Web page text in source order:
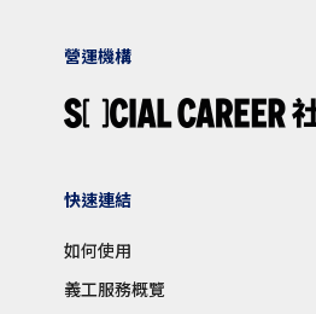
營運機構
快速連結
如何使用
義工服務概覽